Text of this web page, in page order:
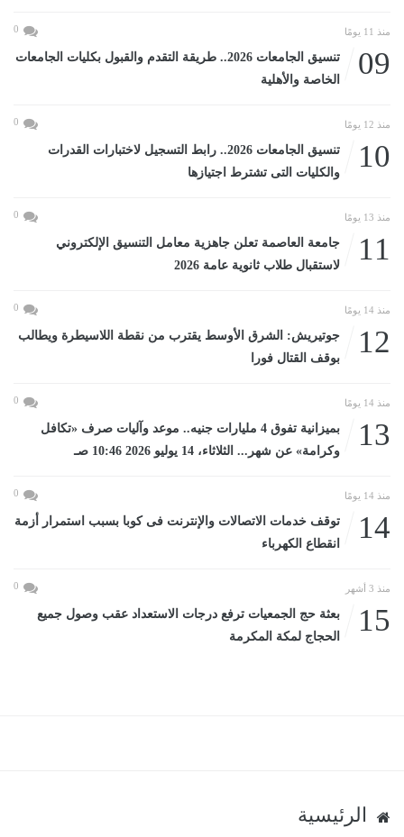
منذ 11 يومًا 0
09
تنسيق الجامعات 2026.. طريقة التقدم والقبول بكليات الجامعات
الخاصة والأهلية
منذ 12 يومًا 0
10
تنسيق الجامعات 2026.. رابط التسجيل لاختبارات القدرات
والكليات التى تشترط اجتيازها
منذ 13 يومًا 0
11
جامعة العاصمة تعلن جاهزية معامل التنسيق الإلكتروني
لاستقبال طلاب ثانوية عامة 2026
منذ 14 يومًا 0
12
جوتيريش: الشرق الأوسط يقترب من نقطة اللاسيطرة ويطالب
بوقف القتال فورا
منذ 14 يومًا 0
13
بميزانية تفوق 4 مليارات جنيه.. موعد وآليات صرف «تكافل
وكرامة» عن شهر... الثلاثاء، 14 يوليو 2026 10:46 صـ
منذ 14 يومًا 0
14
توقف خدمات الاتصالات والإنترنت فى كوبا بسبب استمرار أزمة
انقطاع الكهرباء
منذ 3 أشهر 0
15
بعثة حج الجمعيات ترفع درجات الاستعداد عقب وصول جميع
الحجاج لمكة المكرمة
الرئيسية